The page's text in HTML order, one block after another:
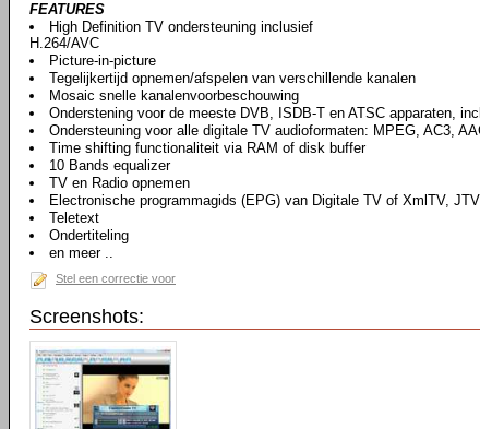
FEATURES
High Definition TV ondersteuning inclusief
H.264/AVC
Picture-in-picture
Tegelijkertijd opnemen/afspelen van verschillende kanalen
Mosaic snelle kanalenvoorbeschouwing
Onderstening voor de meeste DVB, ISDB-T en ATSC apparaten,
Ondersteuning voor alle digitale TV audioformaten: MPEG, AC3,
Time shifting functionaliteit via RAM of disk buffer
10 Bands equalizer
TV en Radio opnemen
Electronische programmagids (EPG) van Digitale TV of XmlTV,
Teletext
Ondertiteling
en meer ..
Stel een correctie voor
Screenshots: